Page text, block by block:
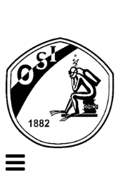
Veksle
navigasjon